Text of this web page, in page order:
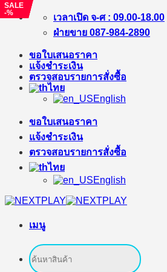
ข้าม
เนื้อหา
เวลาเปิด จ-ศ : 09.00-18.00
ฝ่ายขาย 087-984-2890
ขอใบเสนอราคา
แจ้งชำระเงิน
ตรวจสอบรายการสั่งซื้อ
ไทย
English
ขอใบเสนอราคา
แจ้งชำระเงิน
ตรวจสอบรายการสั่งซื้อ
ไทย
English
เมนู
ค้นหา:
SALE
-%
SALE
-%
SALE
-%